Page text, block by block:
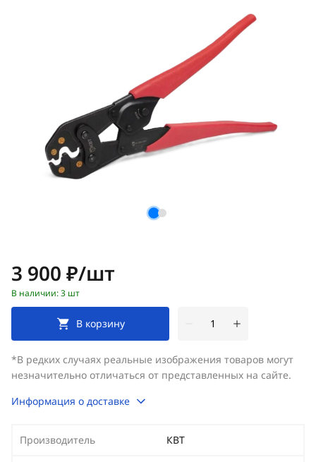
Цена:
3 900 ₽/шт
В наличии: 3 шт
В корзину
*В редких случаях реальные изображения товаров могут
незначительно отличаться от представленных на сайте.
Информация о доставке
Производитель КВТ